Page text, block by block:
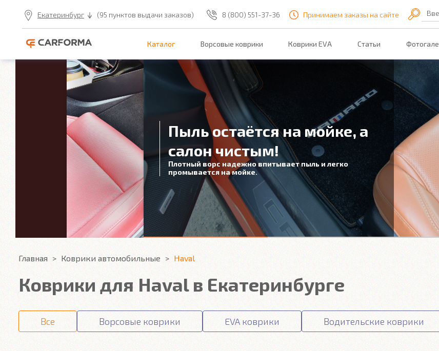
Екатеринбург (95 пунктов выдачи заказов) 8 (800) 551-37-36 Принимаем заказы на сайте
Каталог Ворсовые коврики Коврики EVA Статьи
Пыль остаётся на мойке, а
салон чистым!
Плотный ворс надежно впитывает пыль и легко
промывается на мойке.
Главная Коврики автомобильные Haval
Коврики для Haval в Екатеринбурге
Все Ворсовые коврики EVA коврики Водительские коврики